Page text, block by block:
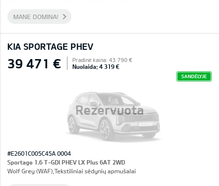
MANE DOMINA!
KIA SPORTAGE PHEV
Rezervuota
39 471 € Pradinė kaina: 43 790 €
Nuolaida: 4 319 €
SANDĖLYJE
#E2601C005C45A 0004
Sportage 1.6 T-GDI PHEV LX Plus 6AT 2WD
Wolf Grey (WAF),Tekstiliniai sėdynių apmušalai